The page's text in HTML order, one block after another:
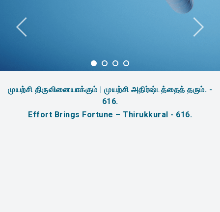
முயற்சி திருவினையாக்கும் | முயற்சி அதிர்ஷ்டத்தைத் தரும். -
616.
Effort Brings Fortune – Thirukkural - 616.